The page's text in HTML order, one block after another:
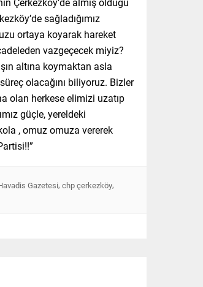
sağladığımız
ortaya koyarak hareket
vazgeçecek miyiz?
altına koymaktan asla
olacağını biliyoruz. Bizler
olan herkese elimizi uzatıp
güçle, yereldeki
, omuz omuza vererek
Gazetesi, chp çerkezköy,